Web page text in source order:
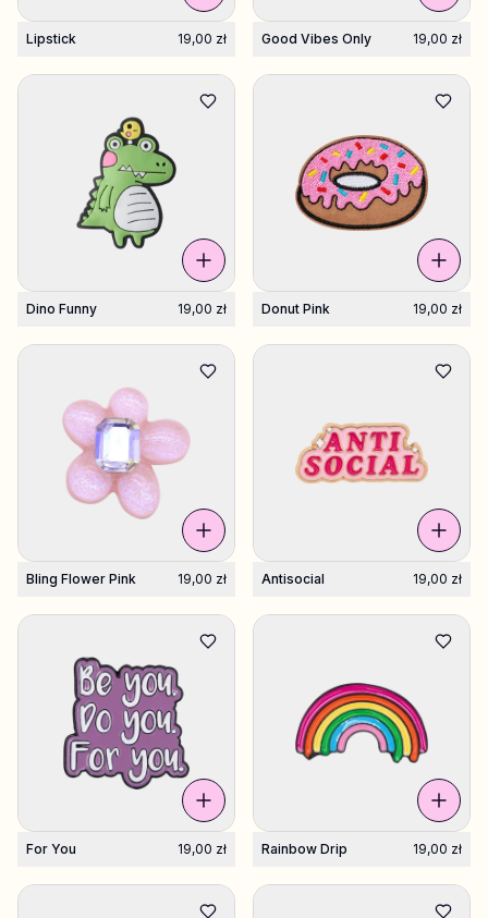
Lipstick 19,00 zł Good Vibes Only 19,00 zł
Dino Funny 19,00 zł Donut Pink 19,00 zł
Bling Flower Pink 19,00 zł Antisocial 19,00 zł
For You 19,00 zł Rainbow Drip 19,00 zł